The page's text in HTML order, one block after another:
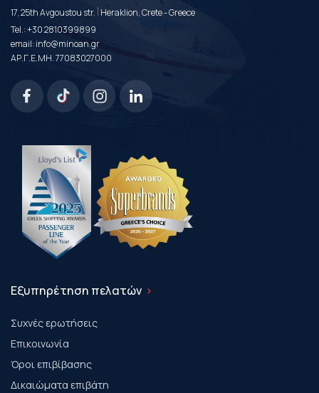
17, 25th Avgoustou str. | Heraklion, Crete - Greece
Tel.:+30 2810399899
email:info@minoan.gr
ΑΡ.Γ.Ε.ΜΗ. 77083027000
Εξυπηρέτηση πελατών
Συχνές ερωτήσεις
Επικοινωνία
Όροι επιβίβασης
Δικαιώματα επιβάτη